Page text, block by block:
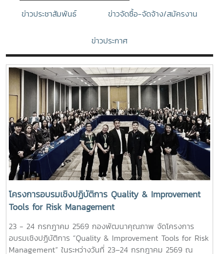
ข่าวประชาสัมพันธ์ ข่าวจัดซื้อ-จัดจ้าง/สมัครงาน
ข่าวประกาศ
โครงการอบรมเชิงปฏิบัติการ Quality & Improvement
Tools for Risk Management
23 - 24 กรกฎาคม 2569 กองพัฒนาคุณภาพ จัดโครงการ
อบรมเชิงปฏิบัติการ “Quality & Improvement Tools for Risk
Management” ในระหว่างวันที่ 23–24 กรกฎาคม 2569 ณ